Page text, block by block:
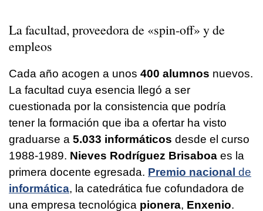
La facultad, proveedora de «spin-off» y de
empleos
Cada año acogen a unos 400 alumnos nuevos.
La facultad cuya esencia llegó a ser
cuestionada por la consistencia que podría
tener la formación que iba a ofertar ha visto
graduarse a 5.033 informáticos desde el curso
1988-1989. Nieves Rodríguez Brisaboa es la
primera docente egresada. Premio nacional de
informática, la catedrática fue cofundadora de
una empresa tecnológica pionera, Enxenio.